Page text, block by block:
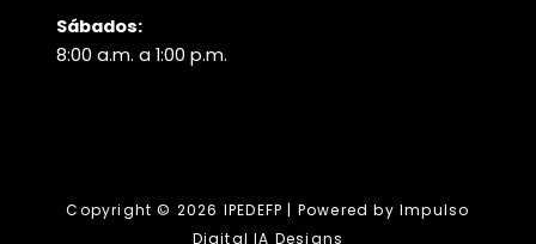
Sábados:
8:00 a.m. a 1:00 p.m.
Copyright © 2026 IPEDEFP | Powered by Impulso
Digital IA Designs